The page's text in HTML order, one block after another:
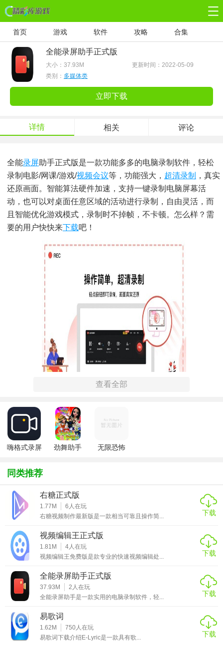
首页 游戏 软件 攻略 合集
全能录屏助手正式版
大小： 37.93M
更新时间：2022-05-09
类别： 多媒体类
立即下载
详情 相关 评论
全能录屏助手正式版是一款功能多多的电脑录制软件，轻松
录制电影/网课/游戏/视频会议等，功能强大， 超清录制
，真实
还原画面。智能算法硬件加速，支持一键录制电脑屏幕活
动，也可以对桌面任意区域的活动进行录制，自由灵活，而
且智能优化游戏模式，录制时不掉帧，不卡顿。怎么样？需
要的用户快快来下载吧！
全能录屏助手软件说明
1、超清录制，真实还原画面
3、多帧率选择，画面更流畅
4、免费更新&1v1技术服务支持
5、智能硬件加速，拒绝卡顿
全能录屏助手软件功能
1、全屏录制
支持一键录制电脑屏幕活动，主副屏随心选
2、区域录制
对桌面任意区域的活动进行录制，自由灵活
3、游戏录制
查看全部
嗨格式录屏
劲舞助手
无限恐怖
同类推荐
右糖正式版
1.77M 6 人在玩
右糖视频制作最新版是一款相当可靠且操作简...
下载
视频编辑王正式版
1.81M 4人在玩
视频编辑王免费版是款专业的快速视频编辑处...
下载
全能录屏助手正式版
37.93M 2 人在玩
全能录屏助手是一款实用的电脑录制软件，轻...
下载
易歌词
1.62M 750人在玩
易歌词下载介绍E-Lyric是一款具有歌...
下载